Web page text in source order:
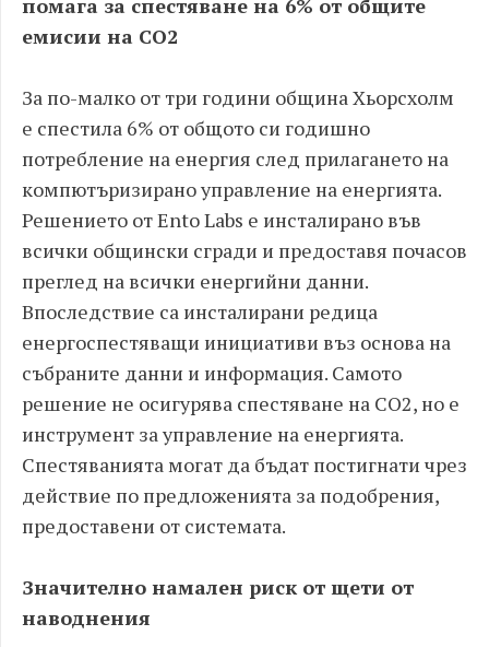
емисии на CO2
За по-малко от три години община Хьорсхолм
е спестила 6% от общото си годишно
потребление на енергия след прилагането на
компютъризирано управление на енергията.
Решението от Ento Labs е инсталирано във
всички общински сгради и предоставя почасов
преглед на всички енергийни данни.
Впоследствие са инсталирани редица
енергоспестяващи инициативи въз основа на
събраните данни и информация. Самото
решение не осигурява спестяване на CO2, но е
инструмент за управление на енергията.
Спестяванията могат да бъдат постигнати чрез
действие по предложенията за подобрения,
предоставени от системата.
Значително намален риск от щети от
наводнения